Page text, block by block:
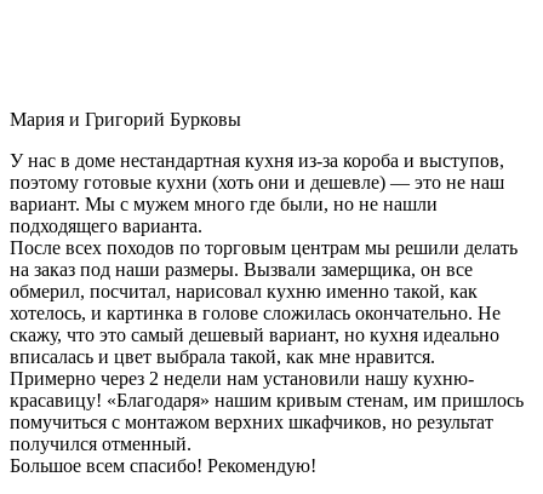
Мария и Григорий Бурковы
У нас в доме нестандартная кухня из-за короба и выступов,
поэтому готовые кухни (хоть они и дешевле) — это не наш
вариант. Мы с мужем много где были, но не нашли
подходящего варианта.
После всех походов по торговым центрам мы решили делать
на заказ под наши размеры. Вызвали замерщика, он все
обмерил, посчитал, нарисовал кухню именно такой, как
хотелось, и картинка в голове сложилась окончательно. Не
скажу, что это самый дешевый вариант, но кухня идеально
вписалась и цвет выбрала такой, как мне нравится.
Примерно через 2 недели нам установили нашу кухню-
красавицу! «Благодаря» нашим кривым стенам, им пришлось
помучиться с монтажом верхних шкафчиков, но результат
получился отменный.
Большое всем спасибо! Рекомендую!